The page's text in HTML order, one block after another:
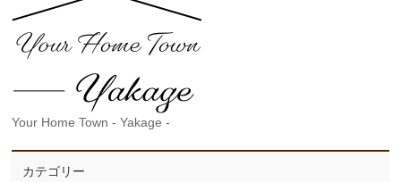
Your Home Town - Yakage -
カテゴリー